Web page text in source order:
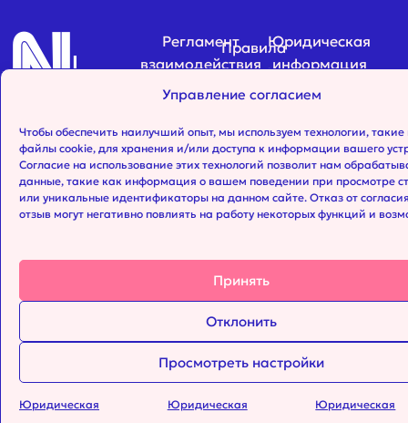
Управление согласием
Чтобы обеспечить наилучший опыт, мы используем технологии, такие
файлы cookie, для хранения и/или доступа к информации вашего
Согласие на использование этих технологий позволит нам
данные, такие как информация о вашем поведении при просмотре
или уникальные идентификаторы на данном сайте. Отказ от
отзыв могут негативно повлиять на работу некоторых функций и
Принять
Отклонить
Просмотреть настройки
Юридическая
Юридическая
Юридическая
Регламент
взаимодействия
с редакцией
Правила
размещения
анонсов
Юридическая
информация
Nить
magazine
РУССКОГОВОРЯЩИХ
НА ЮГЕ
ФРАНЦИИ
2025
Nить.
Все
права